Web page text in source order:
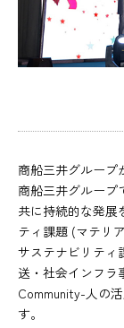
商船三井グループ
商船三井グループ
共に持続的な発展
ティ課題 (マテリ
サステナビリティ
送・社会インフラ
Community-人の
す。